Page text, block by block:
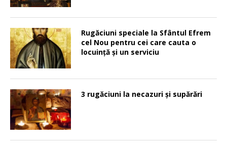
Rugăciuni speciale la Sfântul Efrem
cel Nou pentru cei care cauta o
locuinţă şi un serviciu
3 rugăciuni la necazuri și supărări